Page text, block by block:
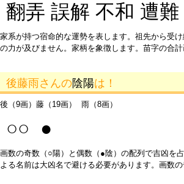
翻弄 誤解 不和 遭
家系が持つ宿命的な運勢を表します。祖先から受
の力が及びません。家柄を象徴します。苗字の合計
後藤雨さんの陰陽は！
後（9画）藤（19画） 雨（8画）
○○ ●
画数の奇数（○陽）と偶数（●陰）の配列で吉凶を
よる名前は大凶名で避ける必要があります。画数の